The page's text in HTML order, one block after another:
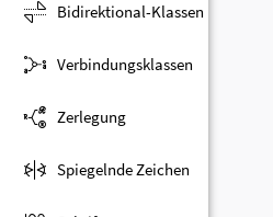
Bidirektional-Klassen
Verbindungsklassen
Zerlegung
Spiegelnde Zeichen